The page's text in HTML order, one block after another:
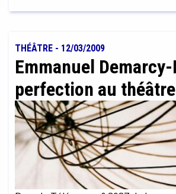
du spectacle vivant une expérience
et culture populaire.
THÉÂTRE - 12/03/2009
Emmanuel
perfection au théâtre